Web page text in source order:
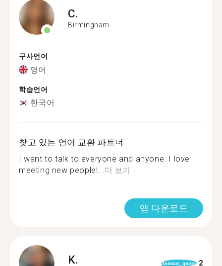
C.
Birmingham
구사언어
영어
학습언어
한국어
찾고 있는 언어 교환 파트너
I want to talk to everyone and anyone. I love
meeting new people!...더 보기
앱 다운로드
K. format_quote 2